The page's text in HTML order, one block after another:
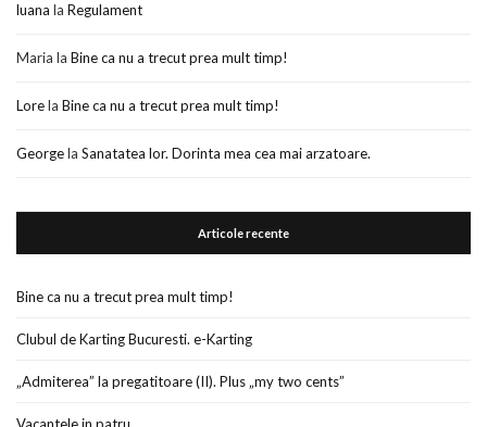
luana la Regulament
Maria la Bine ca nu a trecut prea mult timp!
Lorela Bine ca nu a trecut prea mult timp!
Georgela Sanatatea lor. Dorinta mea cea mai arzatoare.
Articole recente
Bine ca nu a trecut prea mult timp!
Clubul de Karting Bucuresti. e-Karting
„Admiterea” la pregatitoare (II). Plus „my two cents”